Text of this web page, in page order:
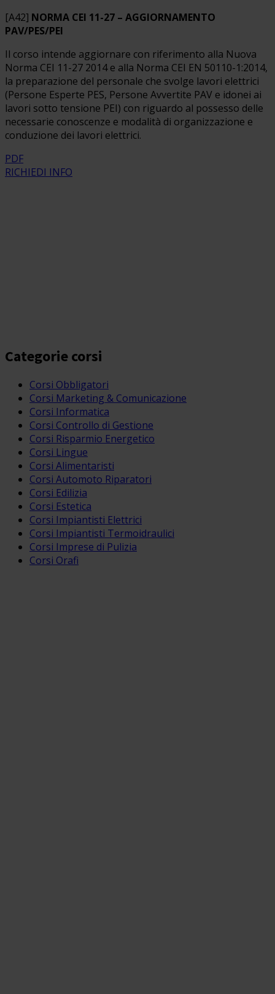
[A42] NORMA CEI 11-27 – AGGIORNAMENTO
PAV/PES/PEI
Il corso intende aggiornare con riferimento alla Nuova
Norma CEI 11-27 2014 e alla Norma CEI EN 50110-1:2014,
la preparazione del personale che svolge lavori elettrici
(Persone Esperte PES, Persone Avvertite PAV e idonei ai
lavori sotto tensione PEI) con riguardo al possesso delle
necessarie conoscenze e modalità di organizzazione e
conduzione dei lavori elettrici.
PDF
RICHIEDI INFO
Categorie corsi
Corsi Obbligatori
Corsi Marketing & Comunicazione
Corsi Informatica
Corsi Controllo di Gestione
Corsi Risparmio Energetico
Corsi Lingue
Corsi Alimentaristi
Corsi Automoto Riparatori
Corsi Edilizia
Corsi Estetica
Corsi Impiantisti Elettrici
Corsi Impiantisti Termoidraulici
Corsi Imprese di Pulizia
Corsi Orafi